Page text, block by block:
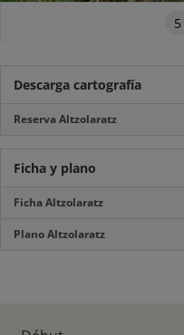
5
Descarga cartografía
Reserva Altzolaratz
Ficha y plano
Ficha Altzolaratz
Plano Altzolaratz